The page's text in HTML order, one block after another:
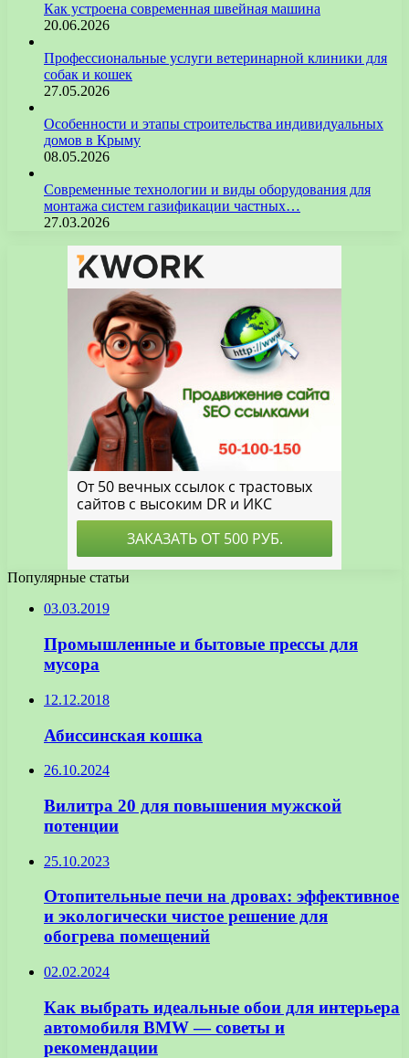
Как устроена современная швейная машина
20.06.2026
Профессиональные услуги ветеринарной клиники для
собак и кошек
27.05.2026
Особенности и этапы строительства индивидуальных
домов в Крыму
08.05.2026
Современные технологии и виды оборудования для
монтажа систем газификации частных…
27.03.2026
Популярные статьи
03.03.2019
Промышленные и бытовые прессы для
мусора
12.12.2018
Абиссинская кошка
26.10.2024
Вилитра 20 для повышения мужской
потенции
25.10.2023
Отопительные печи на дровах: эффективное
и экологически чистое решение для
обогрева помещений
02.02.2024
Как выбрать идеальные обои для интерьера
автомобиля BMW — советы и
рекомендации